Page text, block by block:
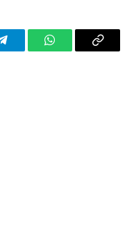
TelegramWhatsAppCopy